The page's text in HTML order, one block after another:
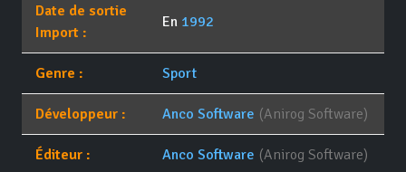
Date de sortie
Import :
En 1992
Genre : Sport
Développeur : Anco Software (Anirog Software)
Éditeur : Anco Software (Anirog Software)